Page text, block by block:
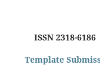
ISSN 2318-6186
Template